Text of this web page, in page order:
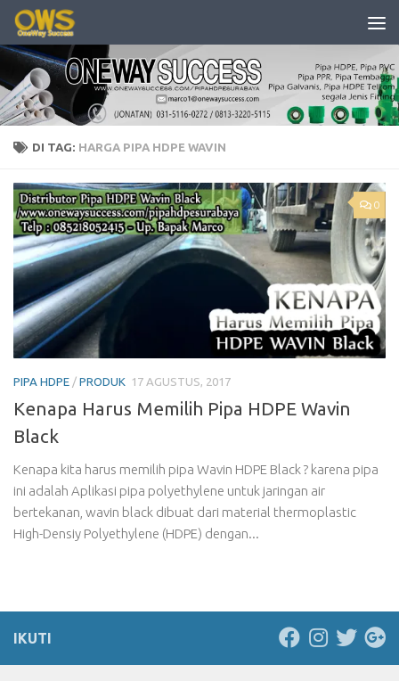
Skip to content
DI TAG: HARGA PIPA HDPE WAVIN
0
PIPA HDPE / PRODUK 17 AGUSTUS, 2017
Kenapa Harus Memilih Pipa HDPE Wavin
Black
Kenapa kita harus memilih pipa Wavin HDPE Black ? karena pipa
ini adalah Aplikasi pipa polyethylene untuk jaringan air
bertekanan, wavin black dibuat dari material thermoplastic
High-Densiy Polyethylene (HDPE) dengan...
IKUTI